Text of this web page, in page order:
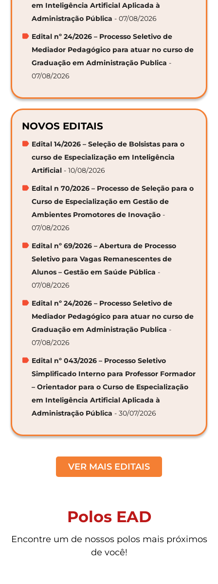
em Inteligência Artificial Aplicada à
Administração Pública - 07/08/2026
Edital nº 24/2026 – Processo Seletivo de
Mediador Pedagógico para atuar no curso de
Graduação em Administração Publica -
07/08/2026
NOVOS EDITAIS
Edital 14/2026 – Seleção de Bolsistas para o
curso de Especialização em Inteligência
Artificial - 10/08/2026
Edital n 70/2026 – Processo de Seleção para o
Curso de Especialização em Gestão de
Ambientes Promotores de Inovação -
07/08/2026
Edital nº 69/2026 – Abertura de Processo
Seletivo para Vagas Remanescentes de
Alunos – Gestão em Saúde Pública -
07/08/2026
Edital nº 24/2026 – Processo Seletivo de
Mediador Pedagógico para atuar no curso de
Graduação em Administração Publica -
07/08/2026
Edital nº 043/2026 – Processo Seletivo
Simplificado Interno para Professor Formador
– Orientador para o Curso de Especialização
em Inteligência Artificial Aplicada à
Administração Pública - 30/07/2026
VER MAIS EDITAIS
Polos EAD
Encontre um de nossos polos mais próximos
de você!